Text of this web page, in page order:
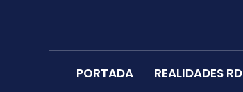
PORTADA REALIDADES RD